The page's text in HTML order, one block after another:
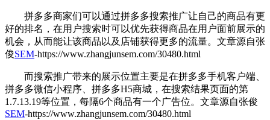
拼多多商家们可以通过拼多多搜索推广让自己的商品有更
好的排名，在用户搜索时可以优先获得商品在用户面前展示的
机会，从而能让该商品以及店铺获得更多的流量。 文章源自张
俊SEM-https://www.zhangjunsem.com/30480.html
而搜索推广带来的展示位置主要是在拼多多手机客户端、
拼多多微信小程序、拼多多H5商城，在搜索结果页面的第
1.7.13.19等位置，每隔6个商品有一个广告位。 文章源自张俊
SEM-https://www.zhangjunsem.com/30480.html